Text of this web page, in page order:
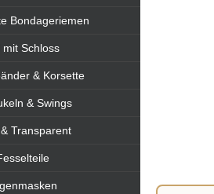
Bondageriemen
mit Schloss
& Korsette
& Swings
Transparent